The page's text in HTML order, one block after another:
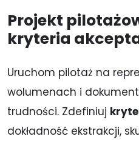
Projekt
kryteria
Uruchom pilotaż na
wolumenach i
trudności. Zdefiniuj
dokładność ekstrakcji,